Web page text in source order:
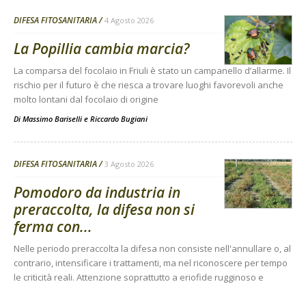
DIFESA FITOSANITARIA 4 Agosto 2026
La Popillia cambia marcia?
La comparsa del focolaio in Friuli è stato un campanello d’allarme. Il
rischio per il futuro è che riesca a trovare luoghi favorevoli anche
molto lontani dal focolaio di origine
Di Massimo Bariselli e Riccardo Bugiani
DIFESA FITOSANITARIA 3 Agosto 2026
Pomodoro da industria in
preraccolta, la difesa non si
ferma con...
Nelle periodo preraccolta la difesa non consiste nell'annullare o, al
contrario, intensificare i trattamenti, ma nel riconoscere per tempo
le criticità reali. Attenzione soprattutto a eriofide rugginoso e